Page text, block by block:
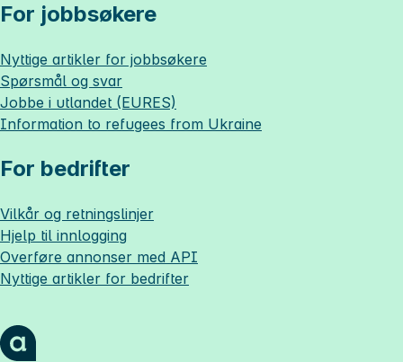
For jobbsøkere
Nyttige artikler for jobbsøkere
Spørsmål og svar
Jobbe i utlandet (EURES)
Information to refugees from Ukraine
For bedrifter
Vilkår og retningslinjer
Hjelp til innlogging
Overføre annonser med API
Nyttige artikler for bedrifter